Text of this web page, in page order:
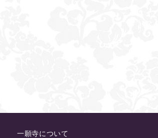
一願寺について